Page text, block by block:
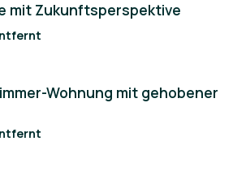
mit Zukunftsperspektive
Wohnung mit gehobener